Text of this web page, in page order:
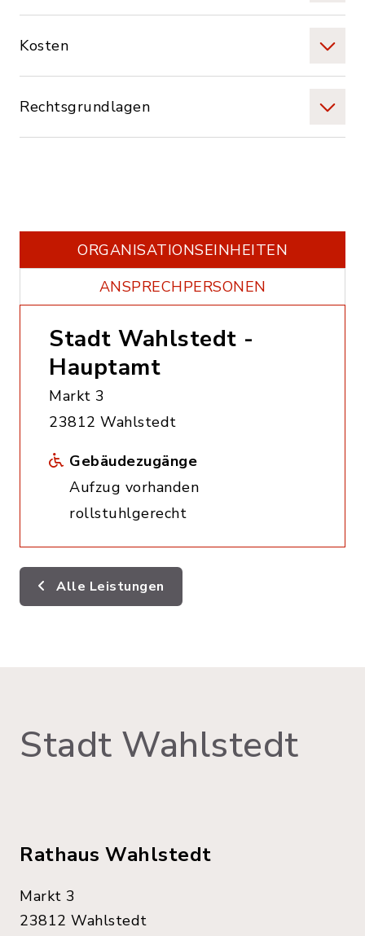
Kosten
Rechtsgrundlagen
ORGANISATIONS­EINHEITEN
ANSPRECHPERSONEN
Stadt Wahlstedt -
Hauptamt
Markt 3
23812 Wahlstedt
Gebäudezugänge
Aufzug vorhanden
rollstuhlgerecht
Alle Leistungen
Stadt Wahlstedt
Rathaus Wahlstedt
Markt 3
23812 Wahlstedt